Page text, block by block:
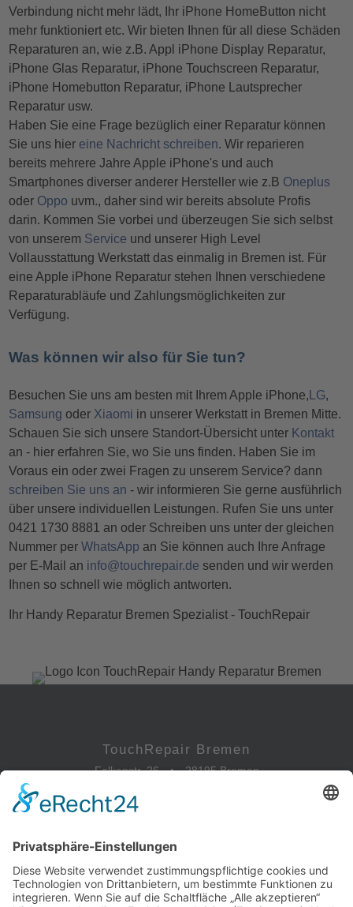
Verbindung nicht mehr lädt, Ihr iPhone HomeButton nicht
mehr funktioniert etc. Wir bieten Ihnen für all diese Schäden
Reparaturen an, wie z.B. Appl iPhone Display Reparatur,
iPhone Glas Reparatur, iPhone Touchscreen Reparatur,
iPhone Homebutton Reparatur, iPhone Lautsprecher
Reparatur usw.
Haben Sie eine Frage bezüglich einer Reparatur können
Sie uns hier eine Nachricht schreiben. Wir reparieren
bereits mehrere Jahre Apple iPhone's und auch
Smartphones diverser anderer Hersteller wie z.B Oneplus
oder Oppo uvm., daher sind wir bereits absolute Profis
darin. Kommen Sie vorbei und überzeugen Sie sich selbst
von unserem Service und unserer High Level
Vollausstattung Werkstatt das einmalig in Bremen ist. Für
eine Apple iPhone Reparatur stehen Ihnen verschiedene
Reparaturabläufe und Zahlungsmöglichkeiten zur
Verfügung.
Was können wir also für Sie tun?
Besuchen Sie uns am besten mit Ihrem Apple iPhone, LG,
Samsung oder Xiaomi in unserer Werkstatt in Bremen Mitte.
Schauen Sie sich unsere Standort-Übersicht unter Kontakt
an - hier erfahren Sie, wo Sie uns finden. Haben Sie im
Voraus ein oder zwei Fragen zu unserem Service? dann
schreiben Sie uns an - wir informieren Sie gerne ausführlich
über unsere individuellen Leistungen. Rufen Sie uns unter
0421 1730 8881 an oder Schreiben uns unter der gleichen
Nummer perWhatsApp an Sie können auch Ihre Anfrage
per E-Mail an info@touchrepair.de senden und wir werden
Ihnen so schnell wie möglich antworten.
Ihr Handy Reparatur Bremen Spezialist - TouchRepair
TouchRepair Bremen
Falkenstr. 26 •
28195 Bremen
info@touchrepair.de